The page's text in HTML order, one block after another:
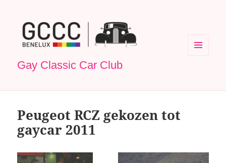
Gay Classic Car Club
Peugeot RCZ gekozen tot
gaycar 2011